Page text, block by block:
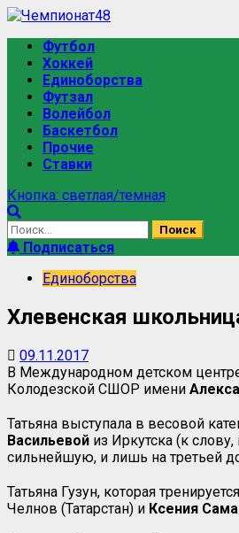
Перейти
содержимому
Основное
меню
Футбол
Хоккей
Единоборства
Футзал
Волейбол
Баскетбол
Прочие
Ставки
Кнопка: светлая/темная
Найти:
Подписаться
Единоборства
Хлевенская
09.11.2017
В Международном детском
Колодезской СШОР имени
Татьяна выступала в весовой
Васильевой из Иркутска (к
сильнейшую, и лишь на третьей
Татьяна Гузун, которая
Челнов (Татарстан) и Ксения